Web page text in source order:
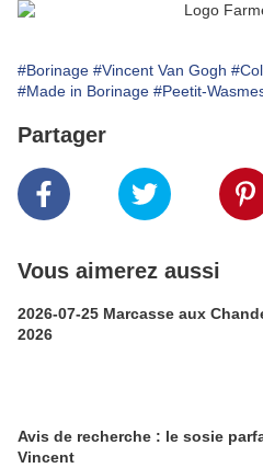
#Borinage #Vincent Van Gogh
#Made in Borinage #Peetit-
Partager
Vous aimerez aussi
2026-07-25 Marcasse aux
2026
Avis de recherche : le sosie
Vincent